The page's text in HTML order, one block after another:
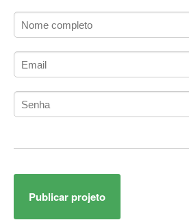
ADK
Administração
Administração de Artistas e Repertórios
Administração de Redes
Administração PostgreSQL
ADO.NET Entity Framework
Publicar projeto